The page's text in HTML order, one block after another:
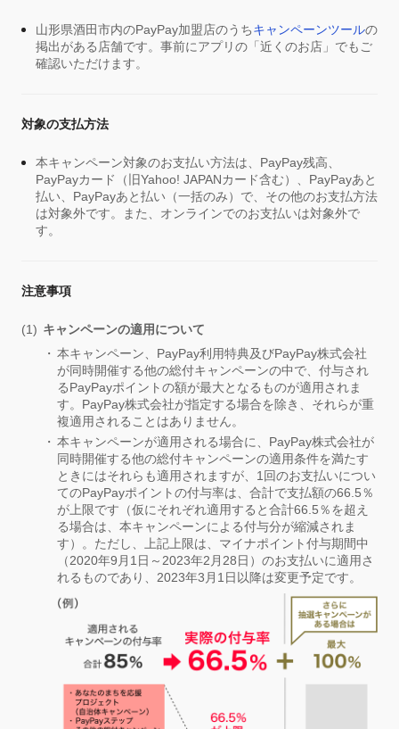
山形県酒田市内のPayPay加盟店のうちキャンペーンツールの
掲出がある店舗です。事前にアプリの「近くのお店」でもご
確認いただけます。
対象の支払方法
本キャンペーン対象のお支払い方法は、PayPay残高、
PayPayカード（旧Yahoo! JAPANカード含む）、PayPayあと
払い、PayPayあと払い（一括のみ）で、その他のお支払方法
は対象外です。また、オンラインでのお支払いは対象外で
す。
注意事項
キャンペーンの適用について
本キャンペーン、PayPay利用特典及びPayPay株式会社
が同時開催する他の総付キャンペーンの中で、付与され
るPayPayポイントの額が最大となるものが適用されま
す。PayPay株式会社が指定する場合を除き、それらが重
複適用されることはありません。
本キャンペーンが適用される場合に、PayPay株式会社が
同時開催する他の総付キャンペーンの適用条件を満たす
ときにはそれらも適用されますが、1回のお支払いについ
てのPayPayポイントの付与率は、合計で支払額の66.5％
が上限です（仮にそれぞれ適用すると合計66.5％を超え
る場合は、本キャンペーンによる付与分が縮減されま
す）。ただし、上記上限は、マイナポイント付与期間中
（2020年9月1日～2023年2月28日）のお支払いに適用さ
れるものであり、2023年3月1日以降は変更予定です。